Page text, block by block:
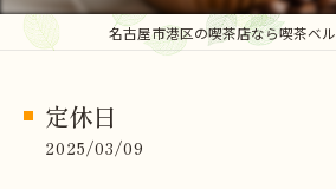
名古屋市港区の喫茶店なら喫茶ベル
定休日
2025/03/09